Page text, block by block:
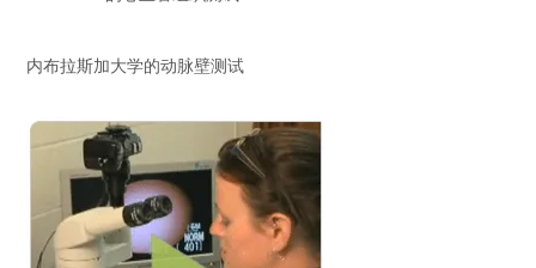
内布拉斯加大学的动脉壁测试